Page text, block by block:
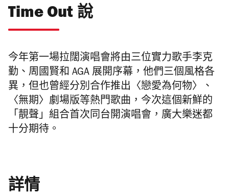
Time Out 說
今年第一場拉闊演唱會將由三位實力歌手李克
勤、周國賢和 AGA 展開序幕，他們三個風格各
異，但也曾經分別合作推出〈戀愛為何物〉、
〈無期〉劇場版等熱門歌曲，今次這個新鮮的
「靚聲」組合首次同台開演唱會，廣大樂迷都
十分期待。
詳情